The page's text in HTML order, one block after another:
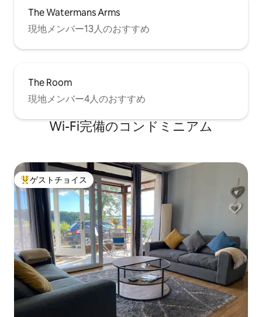
The Watermans Arms
現地メンバー13人のおすすめ
The Room
現地メンバー4人のおすすめ
Wi-Fi完備のコンドミニアム
大好評のゲストチョイスです。
ゲストチョイス